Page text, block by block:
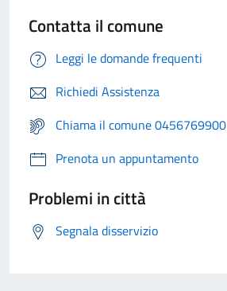
Contatta il comune
Leggi le domande frequenti
Richiedi Assistenza
Chiama il comune 0456769900
Prenota un appuntamento
Problemi in città
Segnala disservizio